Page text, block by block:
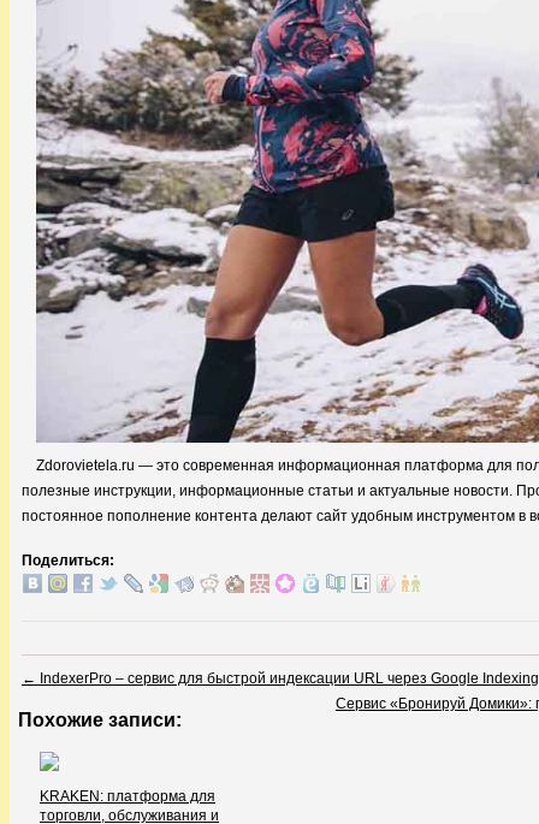
Zdorovietela.ru — это современная информационная платформа для
полезные инструкции, информационные статьи и актуальные новости.
постоянное пополнение контента делают сайт удобным инструментом в
Поделиться:
← IndexerPro – сервис для быстрой индексации URL через Google
Сервис «Бронируй Домики»:
Похожие записи:
KRAKEN: платформа для
торговли, обслуживания и